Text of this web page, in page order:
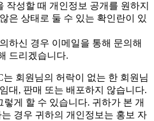
작성할 때 개인정보 공개를 원하지
은 상태로 둘 수 있는 확인란이 있
하신 경우 이메일을 통해 문의해
드리겠습니다.
회원님의 허락이 없는 한 회원님
대, 판매 또는 배포하지 않습니다.
게 할 수 있습니다. 귀하가 본 개
경우 귀하의 개인정보는 홍보 자